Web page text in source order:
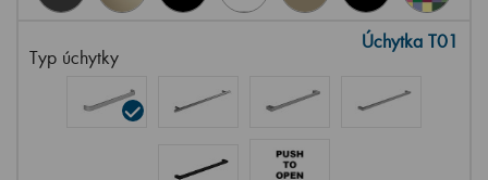
Typ úchytky
Úchytka T01